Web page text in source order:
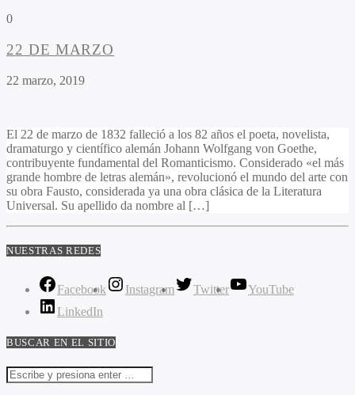
0
22 DE MARZO
22 marzo, 2019
El 22 de marzo de 1832 falleció a los 82 años el poeta, novelista,
dramaturgo y científico alemán Johann Wolfgang von Goethe,
contribuyente fundamental del Romanticismo. Considerado «el más
grande hombre de letras alemán», revolucionó el mundo del arte con
su obra Fausto, considerada ya una obra clásica de la Literatura
Universal. Su apellido da nombre al […]
NUESTRAS REDES
Facebook Instagram Twitter
YouTube
LinkedIn
BUSCAR EN EL SITIO